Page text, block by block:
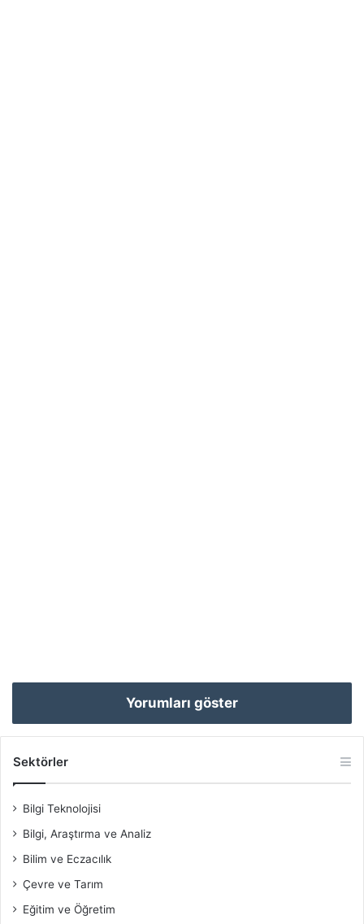
Yorumları göster
Sektörler
Bilgi Teknolojisi
Bilgi, Araştırma ve Analiz
Bilim ve Eczacılık
Çevre ve Tarım
Eğitim ve Öğretim